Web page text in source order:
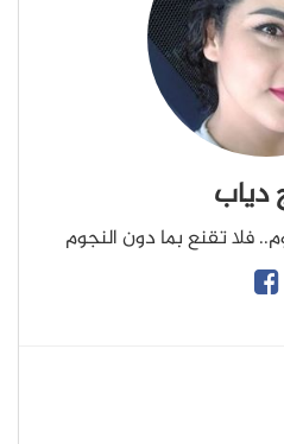
دياب
فلا تقنع بما دون النجوم